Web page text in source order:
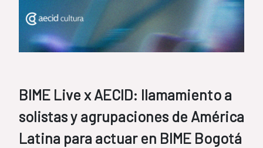
BIME Live x AECID: llamamiento a
solistas y agrupaciones de América
Latina para actuar en BIME Bogotá